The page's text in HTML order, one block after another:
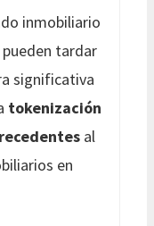
inmobiliario
tardar
significativa
tokenización
al
en